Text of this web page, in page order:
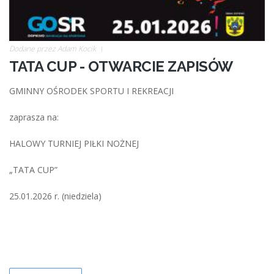
Dodane przezAdam Kocik
TATA CUP - OTWARCIE ZAPISÓW
GMINNY OŚRODEK SPORTU I REKREACJI
zaprasza na:
HALOWY TURNIEJ PIŁKI NOŻNEJ
„TATA CUP”
25.01.2026 r. (niedziela)